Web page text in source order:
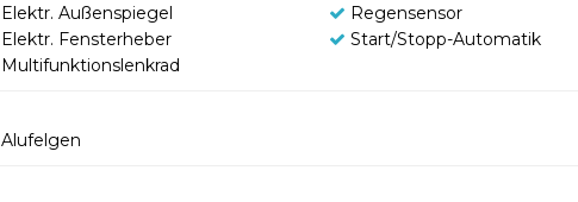
Elektr. Außenspiegel
Regensensor
Elektr. Fensterheber
Start/Stopp-Automatik
Multifunktionslenkrad
Alufelgen